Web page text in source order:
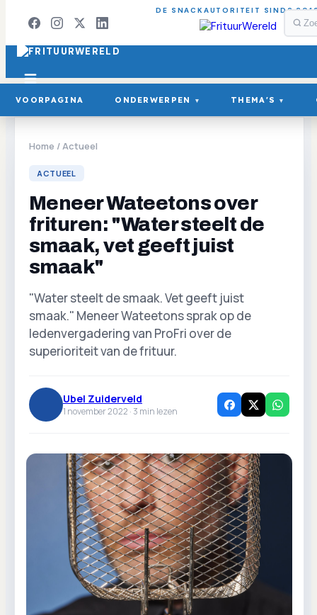
DE SNACKAUTORITEIT SINDS
VOORPAGINA ONDERWERPEN ▾ THEMA'S ▾
Home /Actueel
ACTUEEL
Meneer Wateetons over
frituren: "Water steelt de
smaak, vet geeft juist
smaak"
"Water steelt de smaak. Vet geeft juist
smaak." Meneer Wateetons sprak op de
ledenvergadering van ProFri over de
superioriteit van de frituur.
Ubel Zuiderveld
1 november 2022 ·3 min lezen